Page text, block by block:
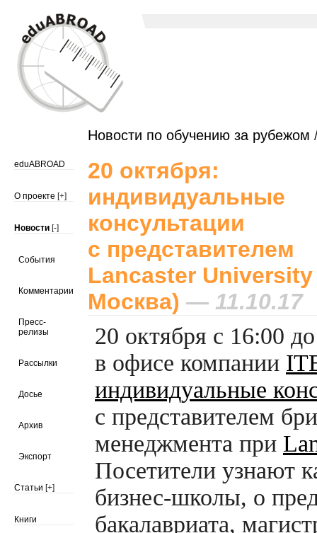
Новости по обучению за рубежом
eduABROAD
О проекте [+]
Новости [-]
События
Комментарии
Пресс-
релизы
Рассылки
Досье
Архив
Экспорт
Статьи [+]
Книги
20 октября:
индивидуальные
консультации
с представителем
Lancaster University
Москва) — 11.10.17
20 октября с 16:00
в офисе компании
индивидуальные
с представителем
менеджмента при
Посетители узнают
бизнес-школы, о
бакалавриата,